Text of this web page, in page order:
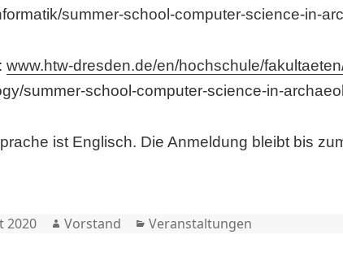
summer-school-computer-science-in-
: www.htw-dresden.de/en/hochschule/
summer-school-computer-science-in-
ist Englisch. Die Anmeldung bleibt bis
2020 Author
Vorstand Categories
Veranstaltungen